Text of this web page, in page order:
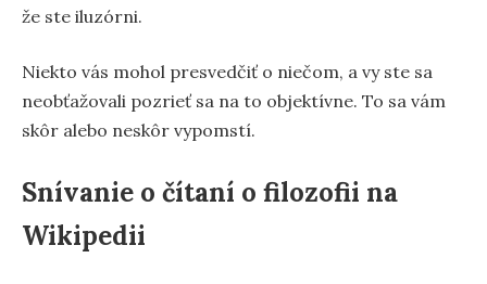
že ste iluzórni.
Niekto vás mohol presvedčiť o niečom, a vy ste sa
neobťažovali pozrieť sa na to objektívne. To sa vám
skôr alebo neskôr vypomstí.
Snívanie o čítaní o filozofii na
Wikipedii